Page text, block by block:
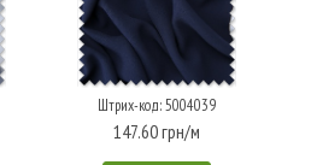
Штрих-код: 5004039
147.60 грн/м